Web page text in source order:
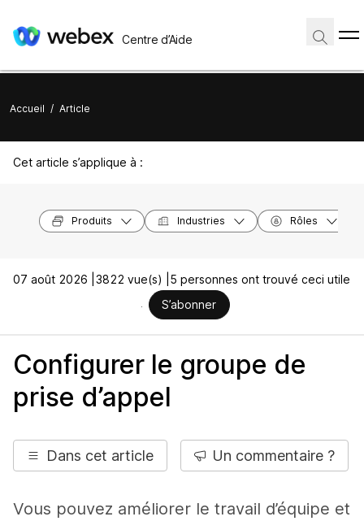
Centre d’Aide
Accueil / Article
Cet article s’applique à :
Produits Industries Rôles
07 août 2026 | 3822 vue(s) | 5 personnes ont trouvé ceci utile
S’abonner
Configurer le groupe de
prise d’appel
Dans cet article Un commentaire ?
Vous pouvez améliorer le travail d’équipe et